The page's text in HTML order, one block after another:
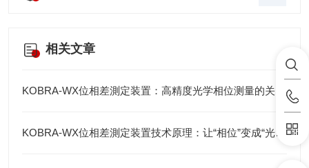
相关文章
KOBRA-WX位相差測定装置技术原理：让“相位”变成“光强”